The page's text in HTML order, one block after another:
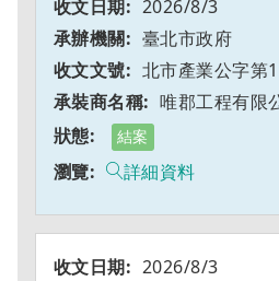
2026/8/3
臺北市政府
北市產業公字第
唯郡工程有限
結案
詳細資料
2026/8/3